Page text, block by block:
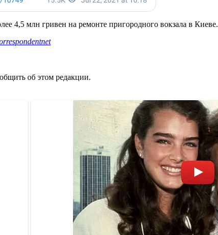
4,5 млн гривен на ремонте пригородного вокзала в Киеве.
об этом редакции.